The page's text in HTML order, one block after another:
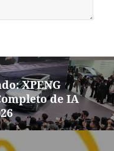
XPENG
de IA